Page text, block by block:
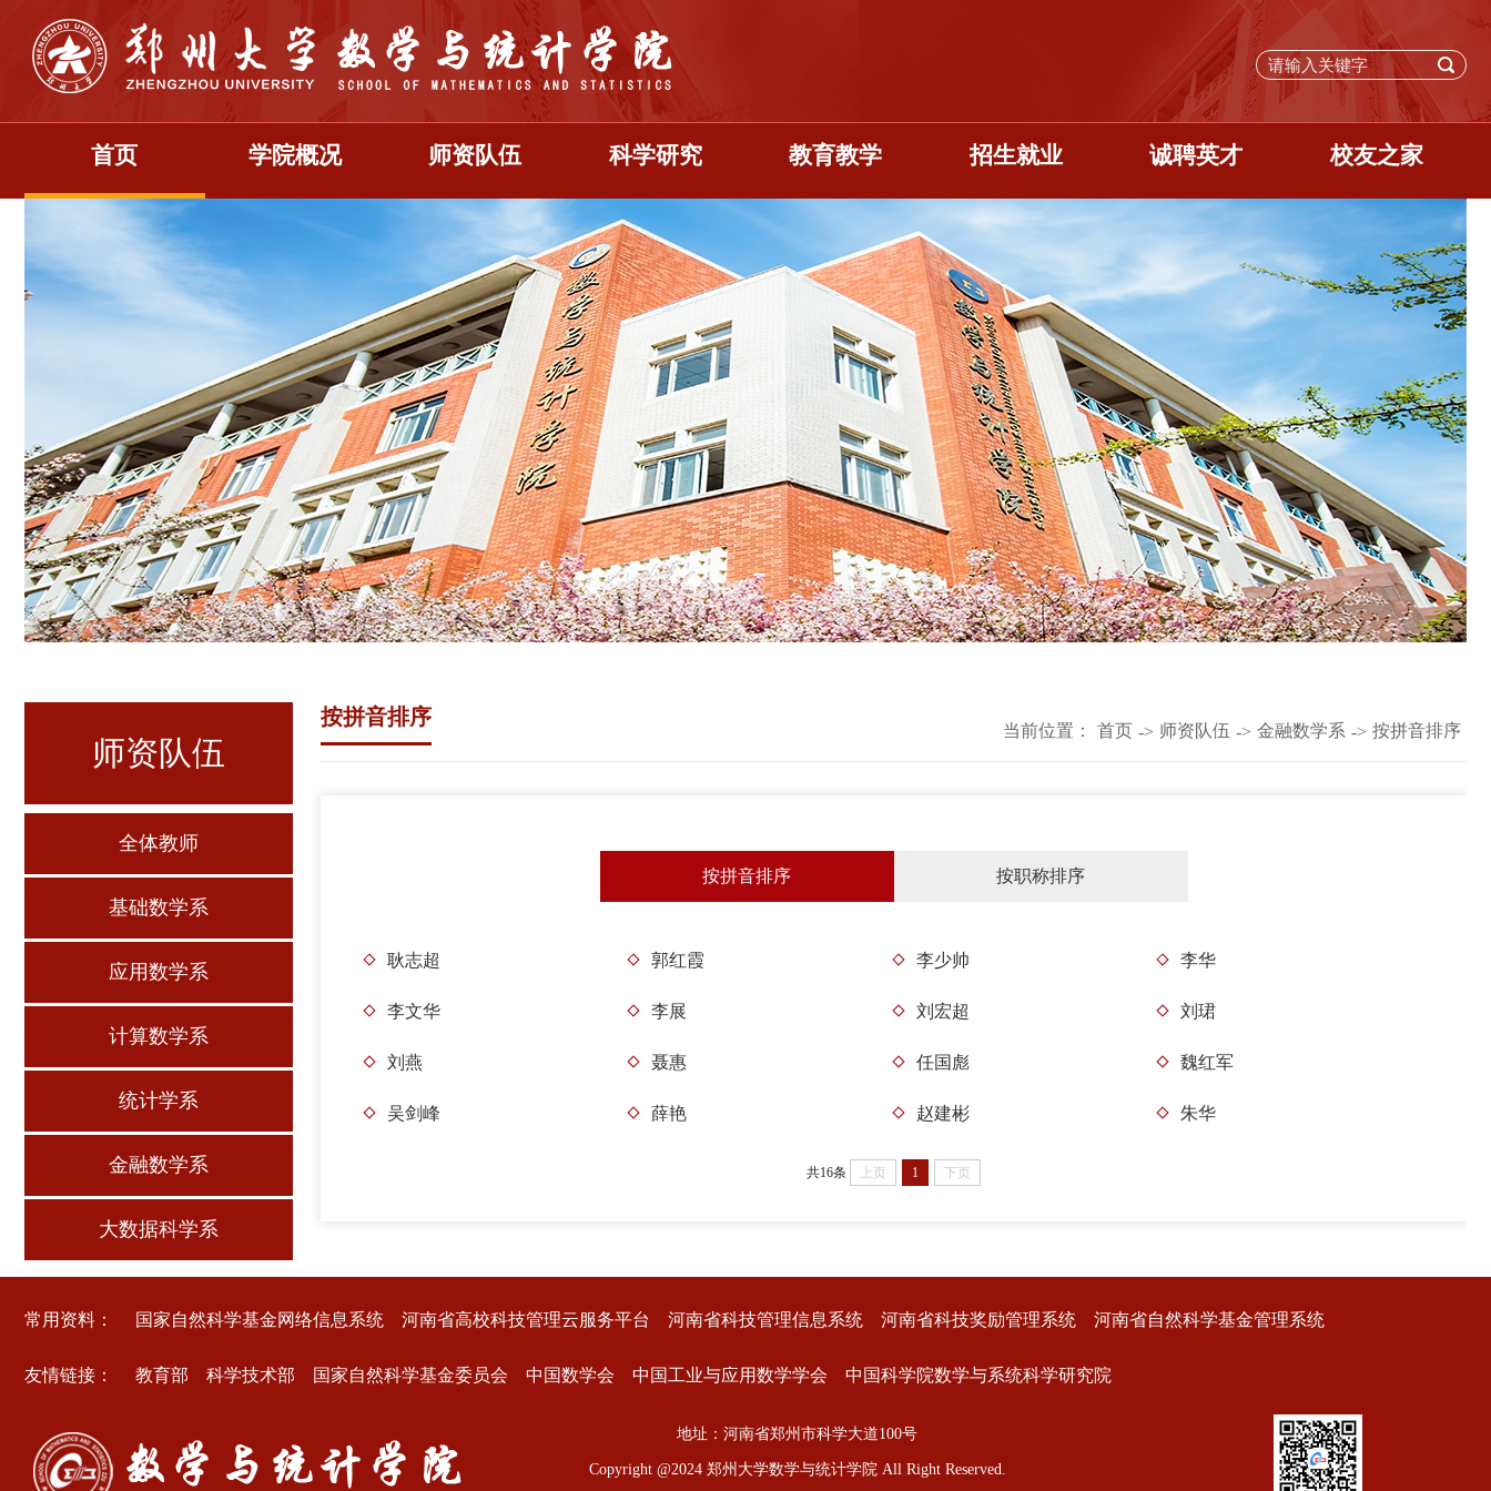
首页 学院概况 师资队伍 科学研究 教育教学 招生就业 诚聘英才 校友之家
师资队伍
全体教师
基础数学系
应用数学系
计算数学系
统计学系
金融数学系
大数据科学系
按拼音排序
当前位置： 首页 -> 师资队伍 -> 金融数学系 -> 按拼音排序
按拼音排序 按职称排序
耿志超 郭红霞 李少帅 李华
李文华 李展 刘宏超 刘珺
刘燕 聂惠 任国彪 魏红军
吴剑峰 薛艳 赵建彬 朱华
共16条 上页 1 下页
常用资料： 国家自然科学基金网络信息系统 河南省高校科技管理云服务平台 河南省科技管理信息系统 河南省科技奖励管理系统 河南省自然科学基金管理系统
友情链接： 教育部 科学技术部 国家自然科学基金委员会 中国数学会 中国工业与应用数学学会 中国科学院数学与系统科学研究院
地址：河南省郑州市科学大道100号
Copyright @2024 郑州大学数学与统计学院 All Right Reserved.